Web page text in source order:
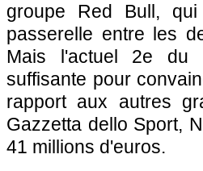
groupe Red Bull,
passerelle entre les
Mais l'actuel 2e du
suffisante pour
rapport aux autres
Gazzetta dello Sport,
41 millions d'euros.